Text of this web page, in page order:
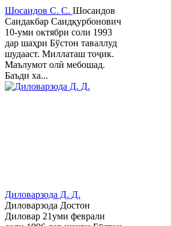
Шосаидов С. С. Шосаидов
Саидакбар Саидқурбонович
10-уми октябри соли 1993
дар шаҳри Бўстон таваллуд
шудааст. Миллаташ тоҷик.
Маълумот олӣ мебошад.
Баъди ха...
Диловарзода Д. Д.
Диловарзода Достон
Диловар 21уми феврали